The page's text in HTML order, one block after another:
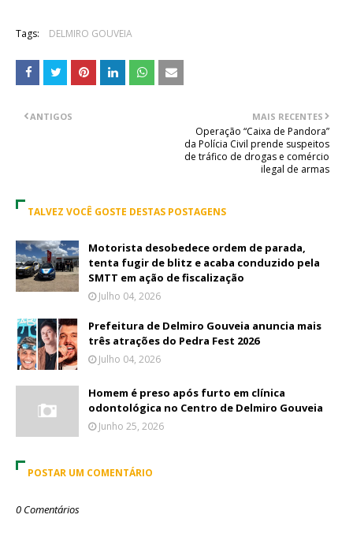
Tags: DELMIRO GOUVEIA
MAIS RECENTES
Operação “Caixa de Pandora”
da Polícia Civil prende suspeitos
de tráfico de drogas e comércio
ilegal de armas
ANTIGOS
TALVEZ VOCÊ GOSTE DESTAS POSTAGENS
Motorista desobedece ordem de parada,
tenta fugir de blitz e acaba conduzido pela
SMTT em ação de fiscalização
Julho 04, 2026
Prefeitura de Delmiro Gouveia anuncia mais
três atrações do Pedra Fest 2026
Julho 04, 2026
Homem é preso após furto em clínica
odontológica no Centro de Delmiro Gouveia
Junho 25, 2026
POSTAR UM COMENTÁRIO
0 Comentários